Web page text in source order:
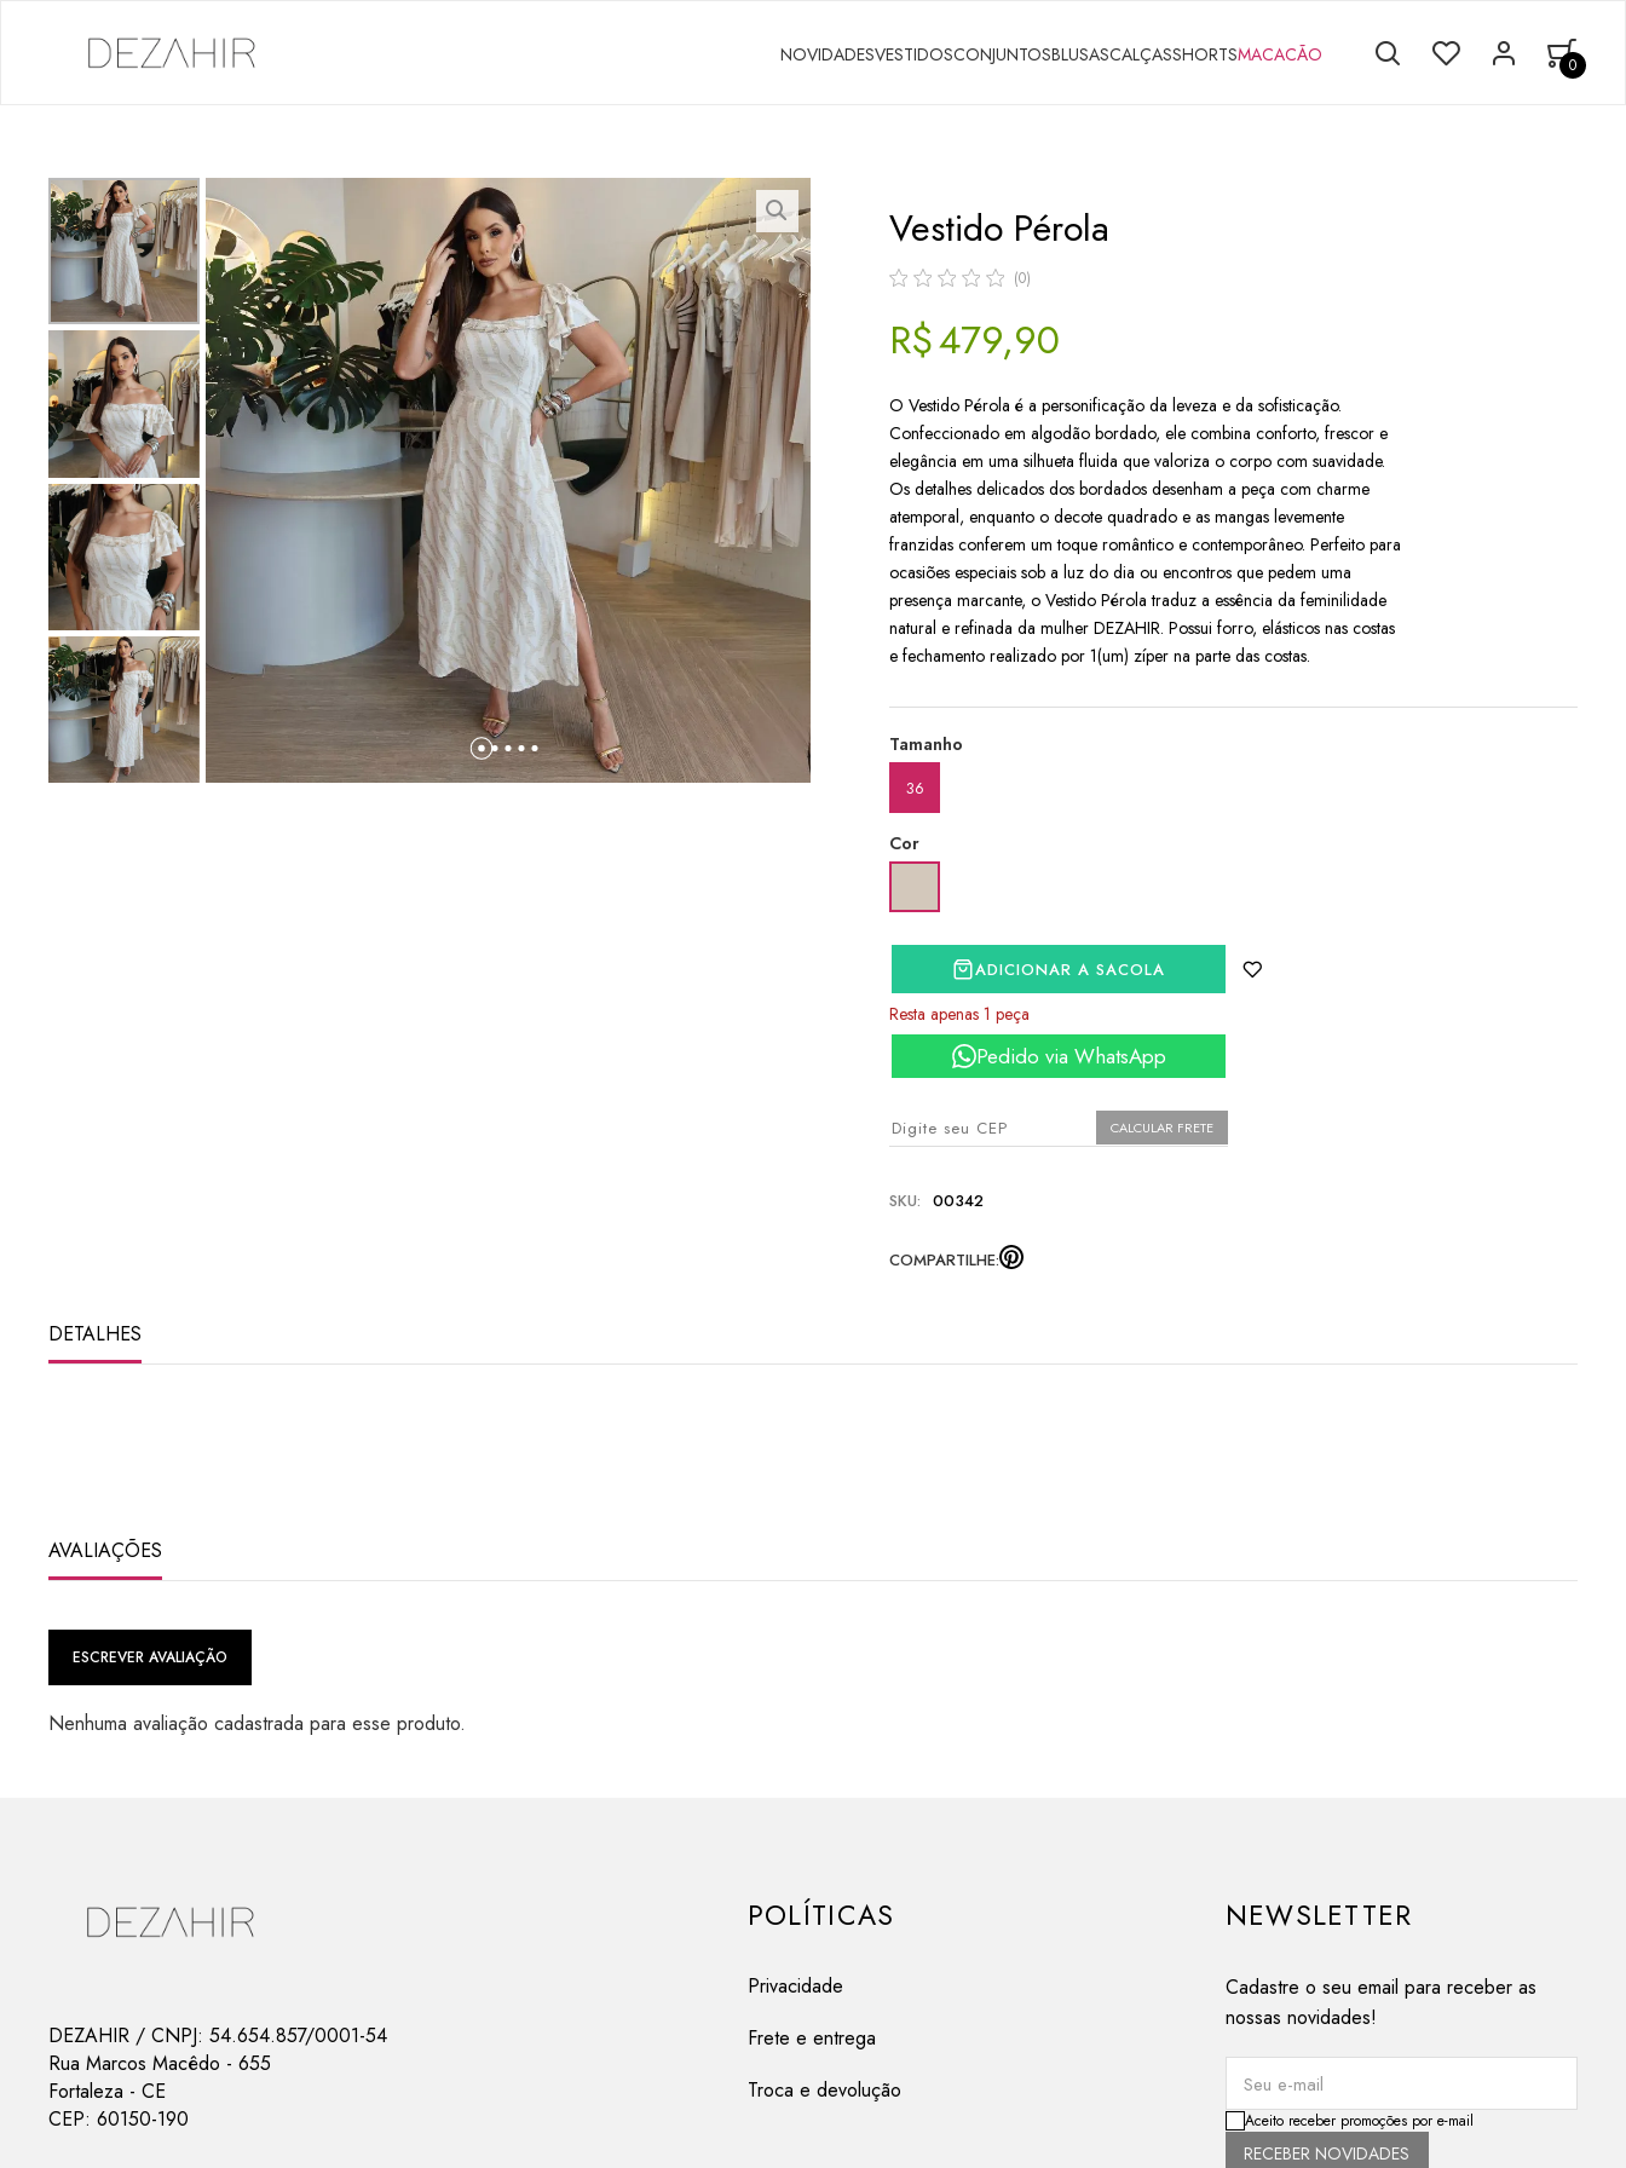
NOVIDADESVESTIDOSCONJUNTOSBLUSASCALÇASSHORTSMACACÃO 0
Vestido Pérola
(0)
R$ 479,90
O Vestido Pérola é a personificação da leveza e da sofisticação.
Confeccionado em algodão bordado, ele combina conforto, frescor e
elegância em uma silhueta fluida que valoriza o corpo com suavidade.
Os detalhes delicados dos bordados desenham a peça com charme
atemporal, enquanto o decote quadrado e as mangas levemente
franzidas conferem um toque romântico e contemporâneo. Perfeito para
ocasiões especiais sob a luz do dia ou encontros que pedem uma
presença marcante, o Vestido Pérola traduz a essência da feminilidade
natural e refinada da mulher DEZAHIR. Possui forro, elásticos nas costas
e fechamento realizado por 1(um) zíper na parte das costas.
Tamanho
36
Cor
ADICIONAR A SACOLA
Resta apenas 1 peça
Pedido via WhatsApp
CALCULAR FRETE
SKU: 00342
COMPARTILHE:
DETALHES
AVALIAÇÕES
ESCREVER AVALIAÇÃO
Nenhuma avaliação cadastrada para esse produto.
DEZAHIR / CNPJ: 54.654.857/0001-54
Rua Marcos Macêdo - 655
Fortaleza - CE
CEP: 60150-190
POLÍTICAS
Privacidade
Frete e entrega
Troca e devolução
NEWSLETTER
Cadastre o seu email para receber as
nossas novidades!
Seu e-mail
RECEBER NOVIDADES
Aceito receber promoções por e-mail